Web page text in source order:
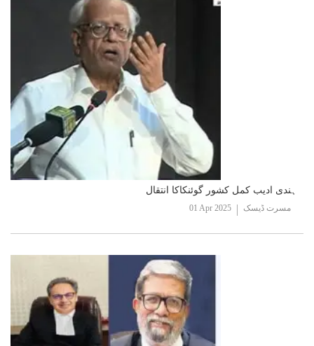
ہندی ادیب کمل کشور گوئنکاکا انتقال
01 Apr 2025 مسرت ڈیسک